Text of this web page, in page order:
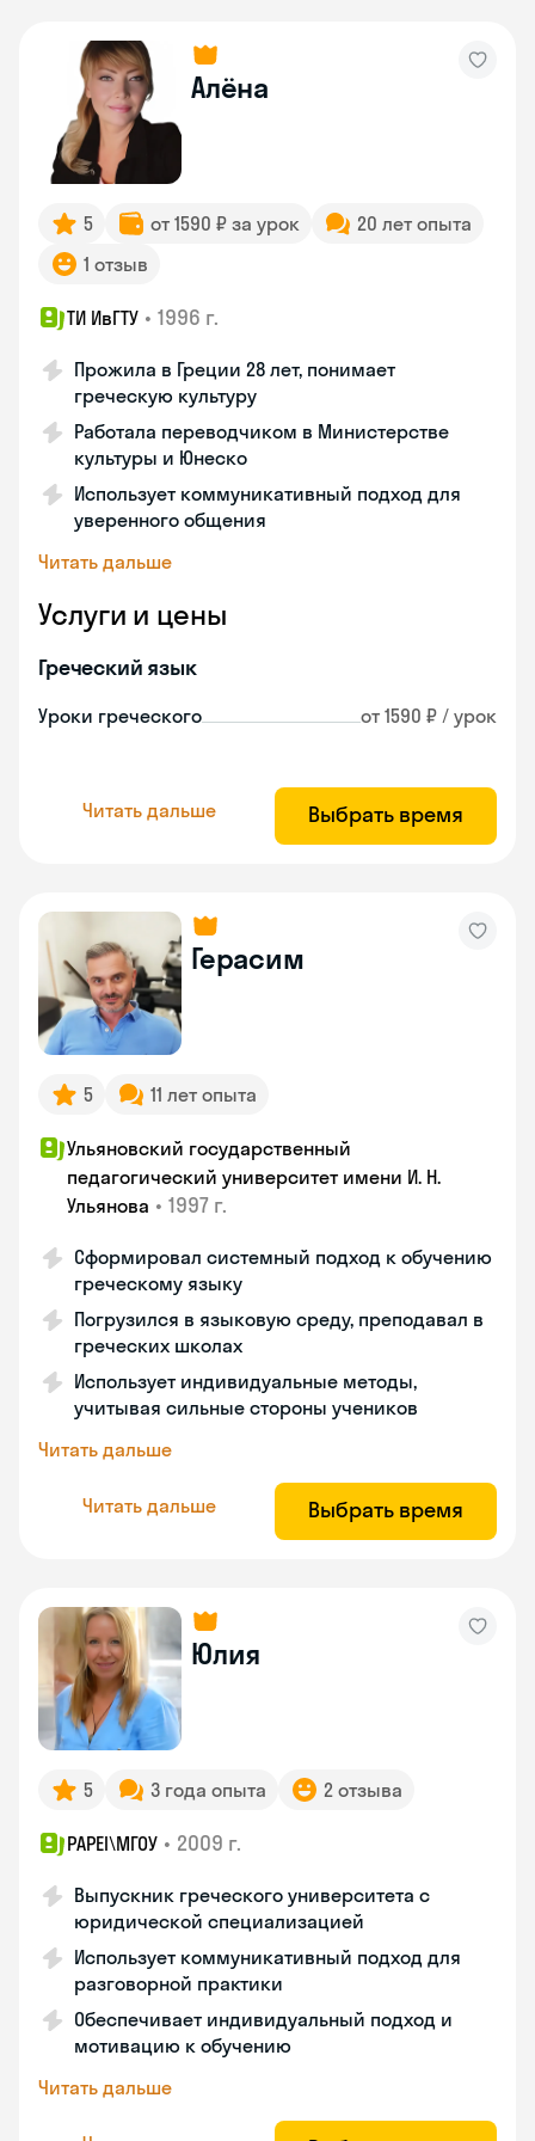
Алёна
5 от 1590 ₽ за урок
20 лет опыта
1 отзыв
ТИ ИвГТУ • 1996 г.
Прожила в Греции 28 лет, понимает
греческую культуру
Работала переводчиком в Министерстве
культуры и Юнеско
Использует коммуникативный подход для
уверенного общения
Читать дальше
Услуги и цены
Греческий язык
Уроки греческого от 1590 ₽ / урок
Читать дальше Выбрать время
Герасим
5 11 лет опыта
Ульяновский государственный
педагогический университет имени И. Н.
Ульянова • 1997 г.
Сформировал системный подход к обучению
греческому языку
Погрузился в языковую среду, преподавал в
греческих школах
Использует индивидуальные методы,
учитывая сильные стороны учеников
Читать дальше
Читать дальше Выбрать время
Юлия
5 3 года опыта 2 отзыва
PAPEI\MГОУ • 2009 г.
Выпускник греческого университета с
юридической специализацией
Использует коммуникативный подход для
разговорной практики
Обеспечивает индивидуальный подход и
мотивацию к обучению
Читать дальше